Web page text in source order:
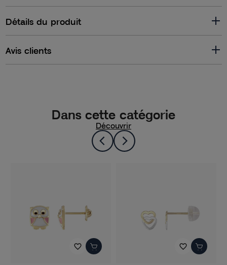
Détails du produit
Avis clients
Dans cette catégorie
Découvrir
favorite_border favorite_border